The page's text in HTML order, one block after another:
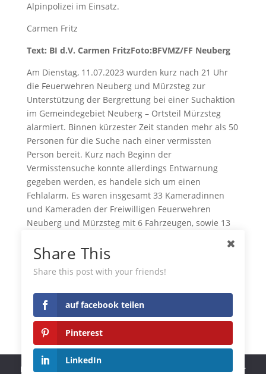
Alpinpolizei im Einsatz.
Carmen Fritz
Text: BI d.V. Carmen FritzFoto:BFVMZ/FF Neuberg
Am Dienstag, 11.07.2023 wurden kurz nach 21 Uhr
die Feuerwehren Neuberg und Mürzsteg zur
Unterstützung der Bergrettung bei einer Suchaktion
im Gemeindegebiet Neuberg – Ortsteil Mürzsteg
alarmiert. Binnen kürzester Zeit standen mehr als 50
Personen für die Suche nach einer vermissten
Person bereit. Kurz nach Beginn der
Vermisstensuche konnte allerdings Entwarnung
gegeben werden, es handele sich um einen
Fehlalarm. Es waren insgesamt 33 Kameradinnen
und Kameraden der Freiwilligen Feuerwehren
Neuberg und Mürzsteg mit 6 Fahrzeugen, sowie 13
Alpinpolizei im Einsatz
auf facebook teilen
Pinterest
LinkedIn
Tumblr
Share This
Share this post with your friends!
auf facebook teilen
Pinterest
LinkedIn
Diese Website benutzt Cookies. Wenn du die Website weiter